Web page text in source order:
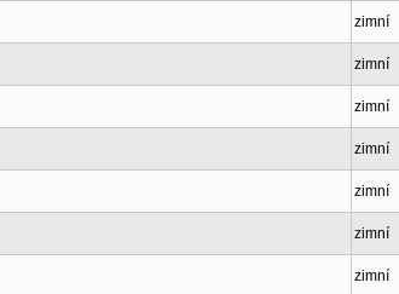
zimní
zimní
zimní
zimní
zimní
zimní
zimní